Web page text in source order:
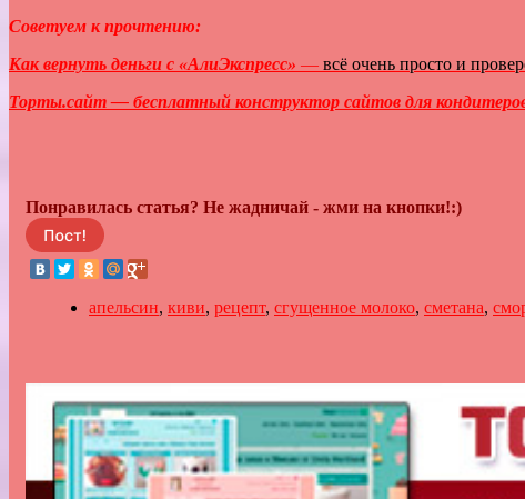
Советуем к прочтению:
Как вернуть деньги с «АлиЭкспресс» — всё очень просто и
Торты.сайт — бесплатный конструктор сайтов для
Понравилась статья? Не жадничай - жми на кнопки!:)
апельсин, киви, рецепт, сгущенное молоко, сметана,